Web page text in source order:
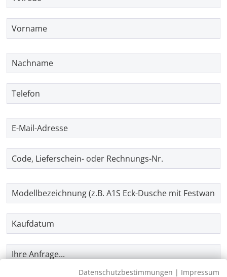
Vorname
Nachname
Telefon
E-Mail-Adresse
Code, Lieferschein- oder Rechnungs-Nr.
Modellbezeichnung (z.B. A1S Eck-Dusche mit Festwand)
Kaufdatum
Anfrage *
Datenschutzbestimmungen | Impressum